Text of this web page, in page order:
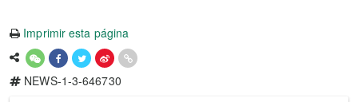
Imprimir esta página
NEWS-1-3-646730